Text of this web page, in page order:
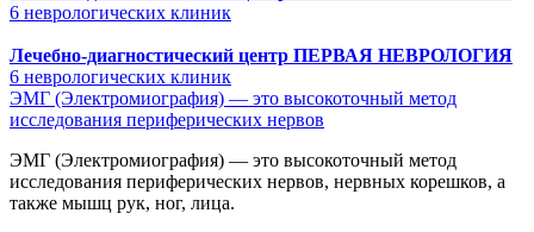
6 неврологических клиник
Лечебно-диагностический центр ПЕРВАЯ НЕВРОЛОГИЯ
6 неврологических клиник
ЭМГ (Электромиография) — это высокоточный метод
исследования периферических нервов
ЭМГ (Электромиография) — это высокоточный метод
исследования периферических нервов, нервных корешков, а
также мышц рук, ног, лица.